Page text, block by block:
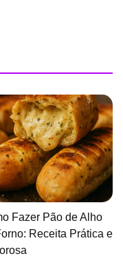
Fazer Pão de Alho
Receita Prática e